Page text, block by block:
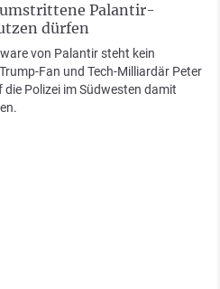
Palantir-
dürfen
von Palantir steht kein
Fan und Tech-Milliardär Peter
die Polizei im Südwesten damit